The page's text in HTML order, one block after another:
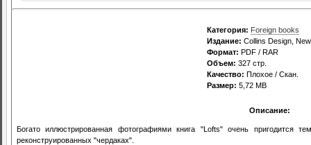
Категория: Foreign books
Издание: Collins Design,
Формат: PDF / RAR
Объем: 327 стр.
Качество: Плохое / Скан.
Размер: 5,72 MB
Описание:
Богато иллюстрированная фотографиями книга "Lofts" очень пригодится
реконструированных "чердаках".